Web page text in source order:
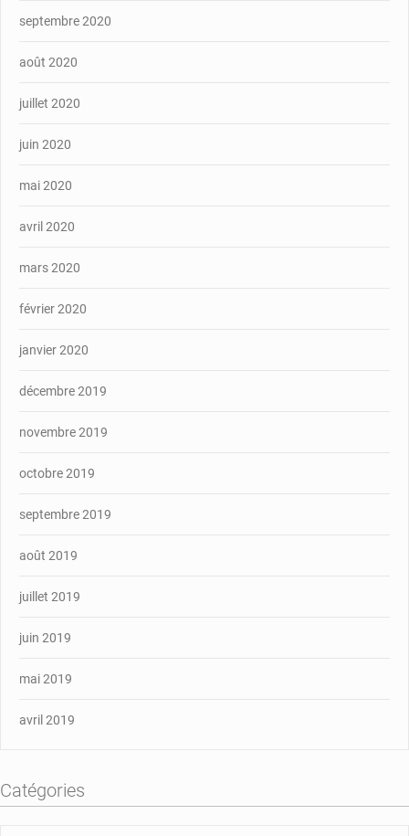
septembre 2020
août 2020
juillet 2020
juin 2020
mai 2020
avril 2020
mars 2020
février 2020
janvier 2020
décembre 2019
novembre 2019
octobre 2019
septembre 2019
août 2019
juillet 2019
juin 2019
mai 2019
avril 2019
Catégories